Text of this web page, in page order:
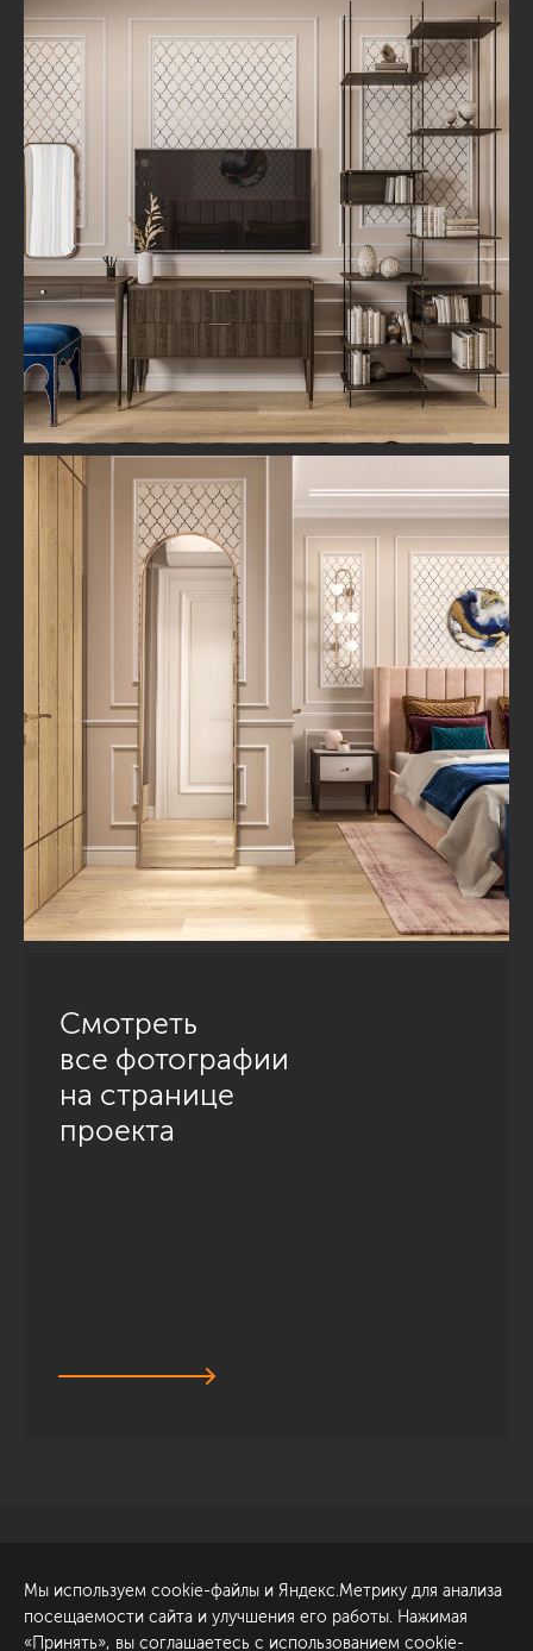
Смотреть
все фотографии
на странице
проекта
Обсудить проект
ул. Академика Павлова, 6
к1
Мы используем cookie-файлы и Яндекс.Метрику для анализа
посещаемости сайта и улучшения его работы. Нажимая
«Принять», вы соглашаетесь с использованием cookie-